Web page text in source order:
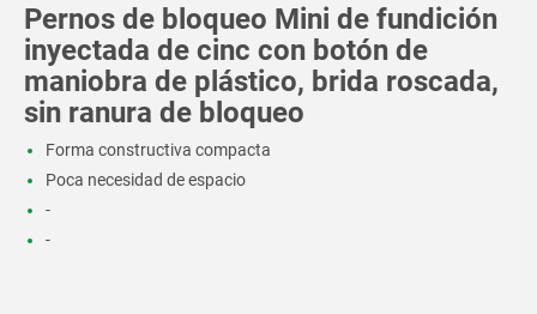
Pernos de bloqueo Mini de fundición
inyectada de cinc con botón de
maniobra de plástico, brida roscada,
sin ranura de bloqueo
Forma constructiva compacta
Poca necesidad de espacio
-
-